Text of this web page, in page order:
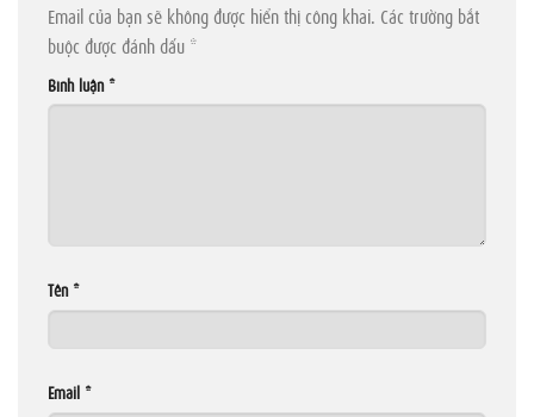
Email của bạn sẽ không được hiển thị công khai. Các trường bắt
buộc được đánh dấu *
Bình luận *
Tên *
Email *